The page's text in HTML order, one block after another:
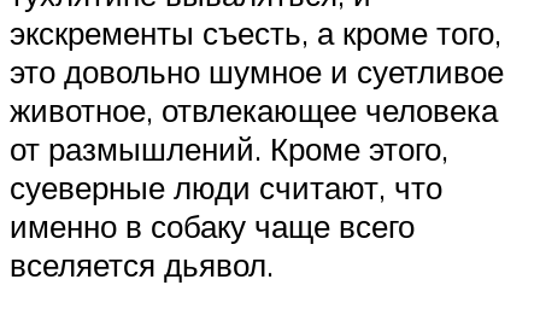
экскременты съесть, а кроме того,
это довольно шумное и суетливое
животное, отвлекающее человека
от размышлений. Кроме этого,
суеверные люди считают, что
именно в собаку чаще всего
вселяется дьявол.